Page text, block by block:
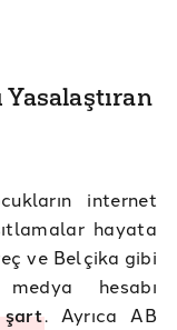
internet
hayata
ve Belçika gibi
hesabı
şart. Ayrıca AB